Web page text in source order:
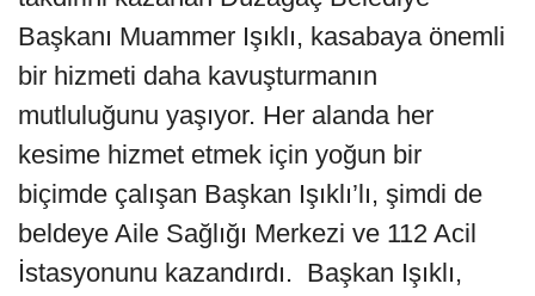
Başkanı Muammer Işıklı, kasabaya önemli
bir hizmeti daha kavuşturmanın
mutluluğunu yaşıyor. Her alanda her
kesime hizmet etmek için yoğun bir
biçimde çalışan Başkan Işıklı’lı, şimdi de
beldeye Aile Sağlığı Merkezi ve 112 Acil
İstasyonunu kazandırdı. Başkan Işıklı,